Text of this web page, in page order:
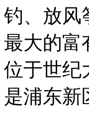
钓、放风
最大的富
位于世纪
是浦东新